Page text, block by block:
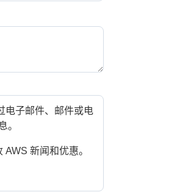
电子邮件、邮件或电
。